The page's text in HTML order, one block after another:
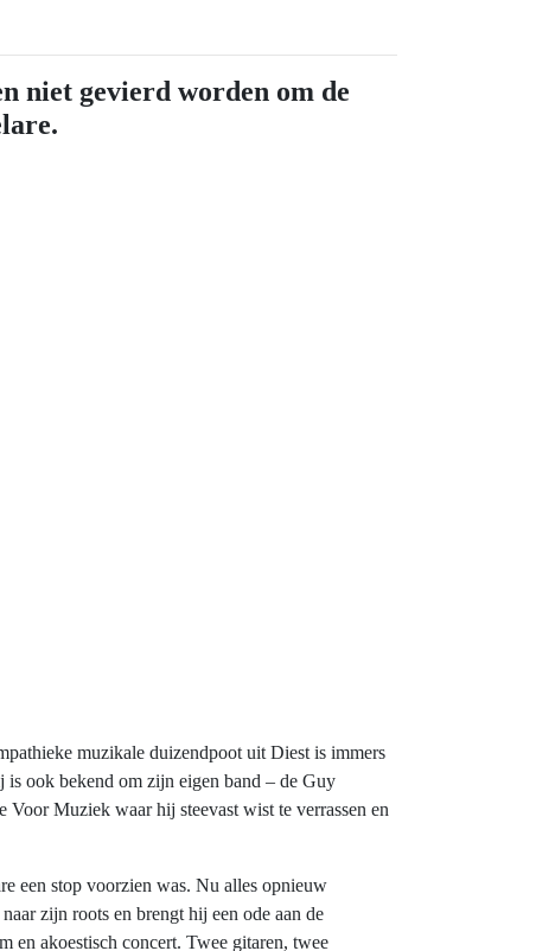
niet gevierd worden om de
muzikale duizendpoot uit Diest is immers
is ook bekend om zijn eigen band – de Guy
Muziek waar hij steevast wist te verrassen en
een stop voorzien was. Nu alles opnieuw
zijn roots en brengt hij een ode aan de
en akoestisch concert. Twee gitaren, twee